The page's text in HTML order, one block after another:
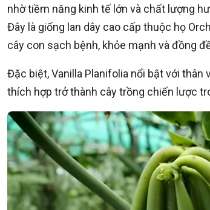
nhờ tiềm năng kinh tế lớn và chất lượng
Đây là giống lan dây cao cấp thuộc họ
cây con sạch bệnh, khỏe mạnh và đồng
Đặc biệt, Vanilla Planifolia nổi bật với thân
thích hợp trở thành cây trồng chiến lược